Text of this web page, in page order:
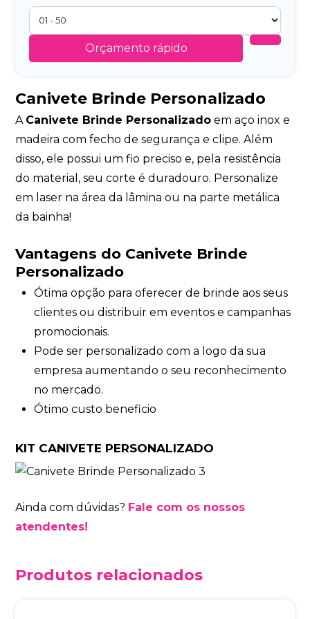
Orçamento rápido
Canivete Brinde Personalizado
A Canivete Brinde Personalizado em aço inox e
madeira com fecho de segurança e clipe. Além
disso, ele possui um fio preciso e, pela resistência
do material, seu corte é duradouro. Personalize
em laser na área da lâmina ou na parte metálica
da bainha!
Vantagens do Canivete Brinde
Personalizado
Ótima opção para oferecer de brinde aos seus
clientes ou distribuir em eventos e campanhas
promocionais.
Pode ser personalizado com a logo da sua
empresa aumentando o seu reconhecimento
no mercado.
Ótimo custo beneficio
KIT CANIVETE PERSONALIZADO
Ainda com dúvidas? Fale com os nossos
atendentes!
Produtos relacionados